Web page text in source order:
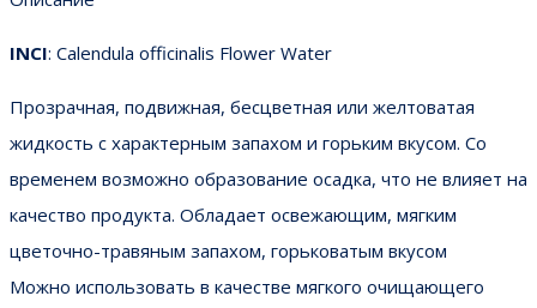
INCI: Calendula officinalis Flower Water
Прозрачная, подвижная, бесцветная или желтоватая
жидкость с характерным запахом и горьким вкусом. Со
временем возможно образование осадка, что не влияет на
качество продукта. Обладает освежающим, мягким
цветочно-травяным запахом, горьковатым вкусом
Можно использовать в качестве мягкого очищающего